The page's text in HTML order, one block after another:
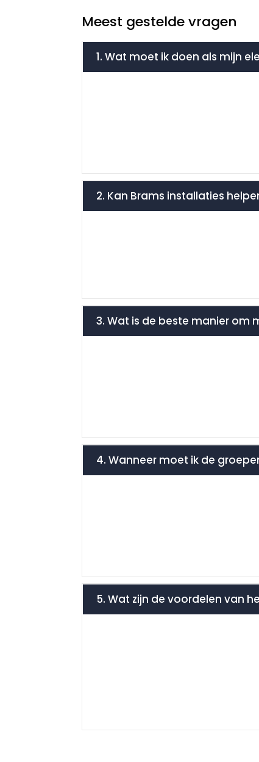
Meest gestelde vragen
1. Wat moet ik doen als mijn
2. Kan Brams installaties
3. Wat is de beste manier om
4. Wanneer moet ik de
5. Wat zijn de voordelen van